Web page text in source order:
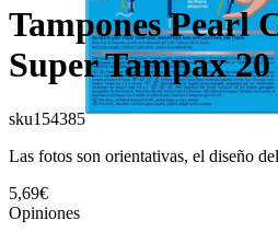
Tampones Pearl
Super Tampax
sku154385
Las fotos son orientativas, el diseño
5,69€
Opiniones